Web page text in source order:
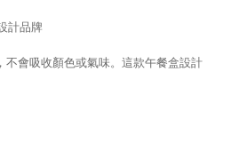
計品牌
會吸收顏色或氣味。這款午餐盒設計